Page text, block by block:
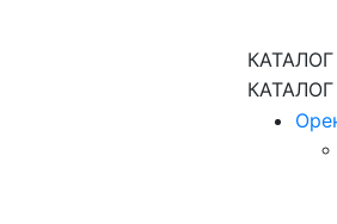
КАТАЛОГ
КАТАЛОГ